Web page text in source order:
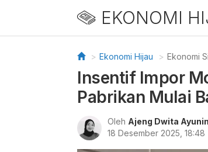
EKONOMI
Ekonomi Hijau Ekonomi
Insentif Impor
Pabrikan Mulai
Oleh Ajeng Dwita
18 Desember 2025, 18:48